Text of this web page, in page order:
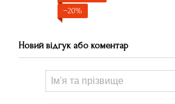
−20%
Новий відгук або коментар